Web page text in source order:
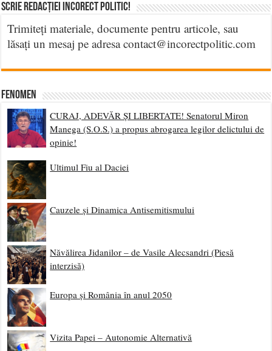
Scrie Redacției Incorect Politic!
Trimiteți materiale, documente pentru articole, sau
lăsați un mesaj pe adresa contact@incorectpolitic.com
Fenomen
CURAJ, ADEVĂR ȘI LIBERTATE! Senatorul Miron
Manega (S.O.S.) a propus abrogarea legilor delictului de
opinie!
Ultimul Fiu al Daciei
Cauzele și Dinamica Antisemitismului
Năvălirea Jidanilor – de Vasile Alecsandri (Piesă
interzisă)
Europa și România în anul 2050
Vizita Papei – Autonomie Alternativă